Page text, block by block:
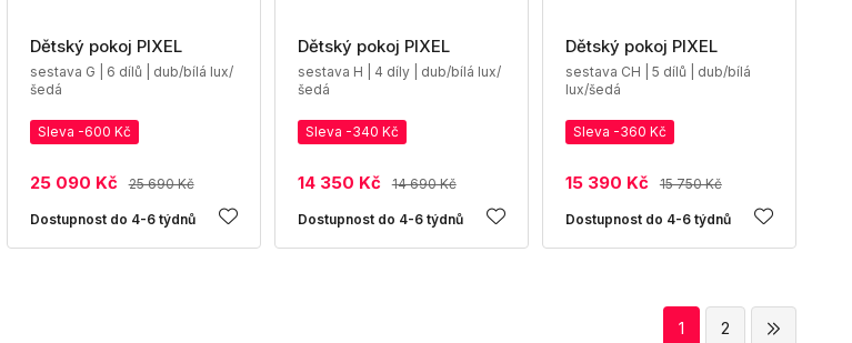
Dětský pokoj PIXEL
sestava G | 6 dílů | dub/bílá lux/
šedá
Sleva -600 Kč
25 090 Kč 25 690 Kč
Dostupnost do 4-6 týdnů
Dětský pokoj PIXEL
sestava H | 4 díly | dub/bílá lux/
šedá
Sleva -340 Kč
14 350 Kč 14 690 Kč
Dostupnost do 4-6 týdnů
Dětský pokoj PIXEL
sestava CH | 5 dílů | dub/bílá
lux/šedá
Sleva -360 Kč
15 390 Kč 15 750 Kč
Dostupnost do 4-6 týdnů
1 2